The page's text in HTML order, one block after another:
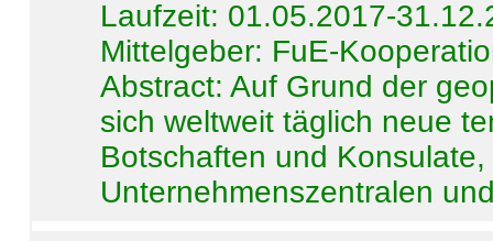
Laufzeit: 01.05.2017-
Mittelgeber: FuE-
Abstract:Auf Grund der
sich weltweit täglich neue
Botschaften und
Unternehmenszentralen